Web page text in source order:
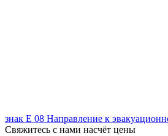
знак Е 08 Направление к
Свяжитесь с нами насчёт цены